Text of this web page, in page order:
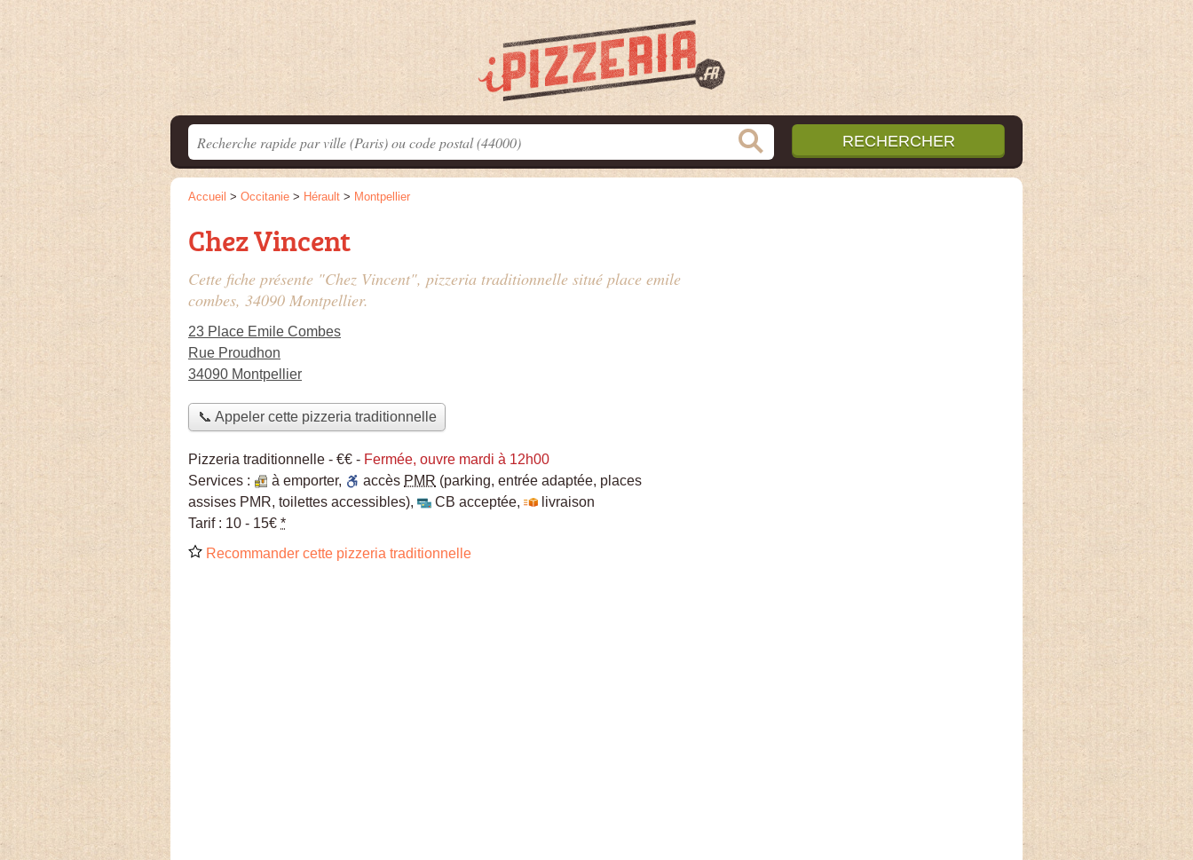
Accueil > Occitanie > Hérault > Montpellier
Chez Vincent
Cette fiche présente "Chez Vincent", pizzeria traditionnelle situé place emile
combes, 34090 Montpellier.
23 Place Emile Combes
Rue Proudhon
34090 Montpellier
📞 Appeler cette pizzeria traditionnelle
Pizzeria traditionnelle - €€ - Fermée, ouvre mardi à 12h00
Services :
à emporter, accès PMR (parking, entrée adaptée, places
assises PMR, toilettes accessibles), CB acceptée,
livraison
Tarif : 10 - 15€ *
Recommander cette pizzeria traditionnelle